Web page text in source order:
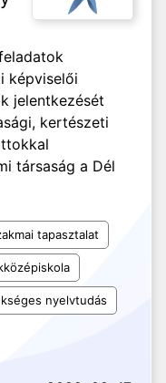
képviselői
jelentkezését
kertészeti
társaság a Dél
tapasztalat
nyelvtudás